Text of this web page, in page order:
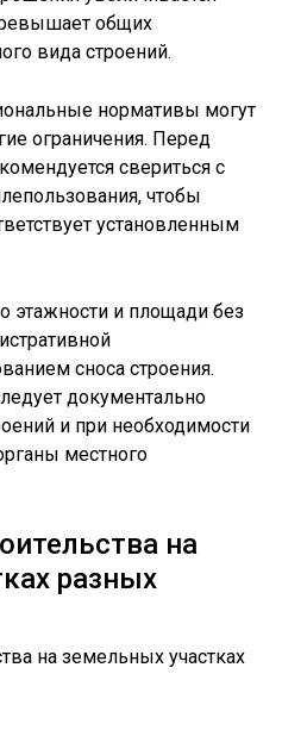
общих
вида строений.
нормативы могут
ограничения. Перед
свериться с
чтобы
установленным
этажности и площади без
сноса строения.
документально
и при необходимости
местного
на
разных